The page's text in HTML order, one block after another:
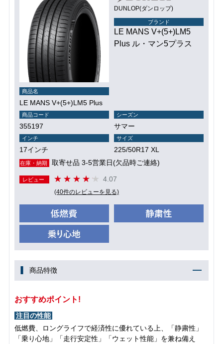
DUNLOP(ダンロップ)
ブランド
LE MANS V+(5+)LM5
Plus ル・マン5プラス
商品名
LE MANS V+(5+)LM5 Plus
商品コード
355197
シーズン
サマー
インチ
17インチ
サイズ
225/50R17 XL
在庫・納期 取寄せ品 3-5営業日(欠品時ご連絡)
レビュー 4.07
(40件のレビューを見る)
商品特徴
おすすめポイント!
注目の性能
低燃費、ロングライフで経済性に優れている上、「静粛性」
「乗り心地」「走行安定性」「ウェット性能」を兼ね備え